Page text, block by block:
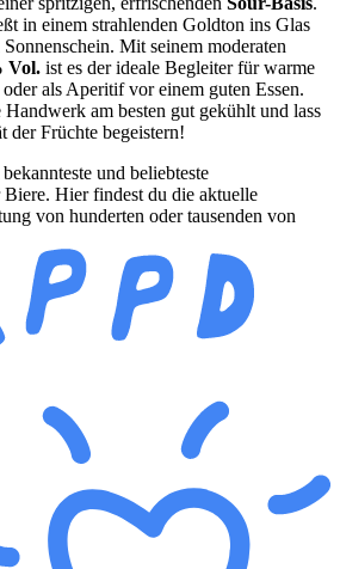
in einem strahlenden Goldton ins Glas
Mit seinem moderaten
Vol. ist es der ideale Begleiter für warme
als Aperitif vor einem guten Essen.
Handwerk am besten gut gekühlt und lass
Früchte begeistern!
und beliebteste
Hier findest du die aktuelle
von hunderten oder tausenden von